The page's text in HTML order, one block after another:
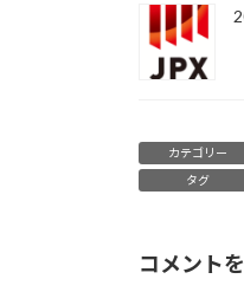
カテゴリー
タグ
コメント